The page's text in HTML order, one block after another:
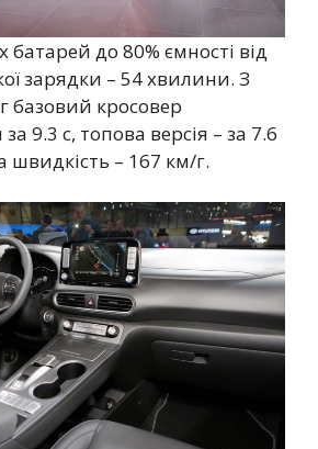
батарей до 80% ємності від
зарядки – 54 хвилини. З
базовий кросовер
9.3 с, топова версія – за 7.6
– 167 км/г.